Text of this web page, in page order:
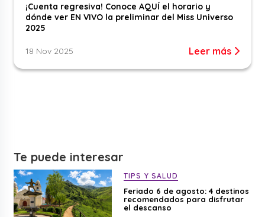
¡Cuenta regresiva! Conoce AQUÍ el horario y
dónde ver EN VIVO la preliminar del Miss Universo
2025
18 Nov 2025 Leer más
Te puede interesar
TIPS Y SALUD
Feriado 6 de agosto: 4 destinos
recomendados para disfrutar
el descanso